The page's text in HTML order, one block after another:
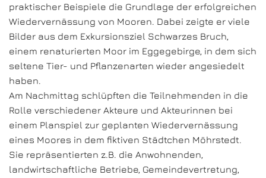
praktischer Beispiele die Grundlage der erfolgreichen
Wiedervernässung von Mooren. Dabei zeigte er viele
Bilder aus dem Exkursionsziel Schwarzes Bruch,
einem renaturierten Moor im Eggegebirge, in dem sich
seltene Tier- und Pflanzenarten wieder angesiedelt
haben.
Am Nachmittag schlüpften die Teilnehmenden in die
Rolle verschiedener Akteure und Akteurinnen bei
einem Planspiel zur geplanten Wiedervernässung
eines Moores in dem fiktiven Städtchen Möhrstedt.
Sie repräsentierten z.B. die Anwohnenden,
landwirtschaftliche Betriebe, Gemeindevertretung,